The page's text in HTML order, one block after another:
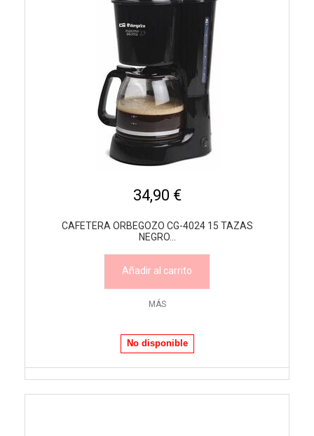
34,90 €
CAFETERA ORBEGOZO CG-4024 15 TAZAS
NEGRO...
Añadir al carrito
MÁS
No disponible